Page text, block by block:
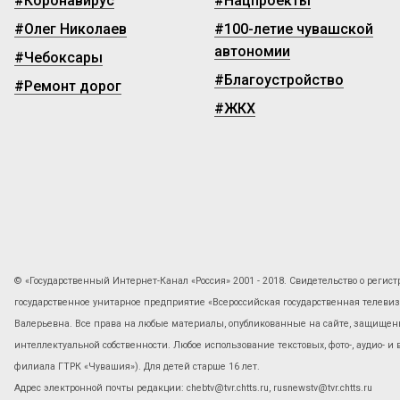
#Олег Николаев
#Чебоксары
#Ремонт дорог
#100-летие чувашской
автономии
#Благоустройство
#ЖКХ
© «Государственный Интернет-Канал «Россия» 2001 - 2018. Свидетельство о
государственное унитарное предприятие «Всероссийская государственная
Валерьевна. Все права на любые материалы, опубликованные на сайте,
интеллектуальной собственности. Любое использование текстовых, фото-, аудио-
филиала ГТРК «Чувашия»). Для детей старше 16 лет.
Адрес электронной почты редакции: chebtv@tvr.chtts.ru, rusnewstv@tvr.chtts.ru